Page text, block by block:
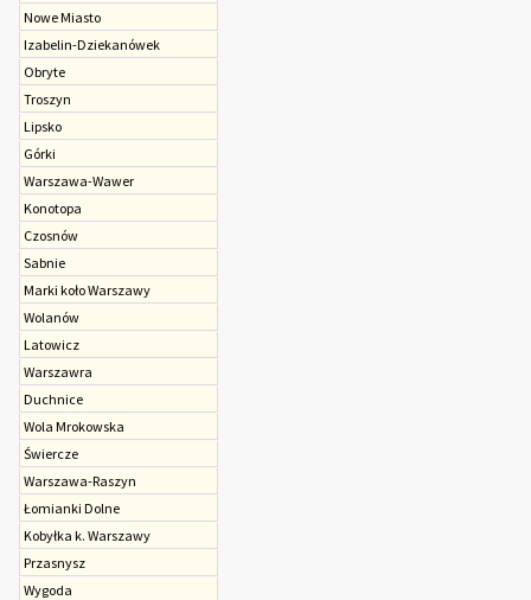
Nowe Miasto
Izabelin-Dziekanówek
Obryte
Troszyn
Lipsko
Górki
Warszawa-Wawer
Konotopa
Czosnów
Sabnie
Marki koło Warszawy
Wolanów
Latowicz
Warszawra
Duchnice
Wola Mrokowska
Świercze
Warszawa-Raszyn
Łomianki Dolne
Kobyłka k. Warszawy
Przasnysz
Wygoda